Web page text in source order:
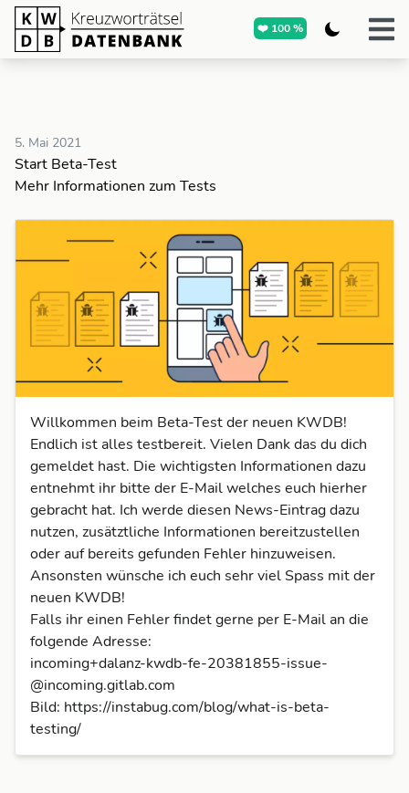
❤️ 100 %
5. Mai 2021
Start Beta-Test
Mehr Informationen zum Tests
Willkommen beim Beta-Test der neuen KWDB!
Endlich ist alles testbereit. Vielen Dank das du dich
gemeldet hast. Die wichtigsten Informationen dazu
entnehmt ihr bitte der E-Mail welches euch hierher
gebracht hat. Ich werde diesen News-Eintrag dazu
nutzen, zusätztliche Informationen bereitzustellen
oder auf bereits gefunden Fehler hinzuweisen.
Ansonsten wünsche ich euch sehr viel Spass mit der
neuen KWDB!
Falls ihr einen Fehler findet gerne per E-Mail an die
folgende Adresse:
incoming+dalanz-kwdb-fe-20381855-issue-
@incoming.gitlab.com
Bild: https://instabug.com/blog/what-is-beta-
testing/